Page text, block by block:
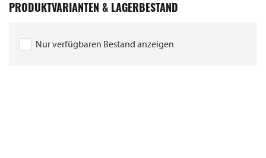
PRODUKTVARIANTEN & LAGERBESTAND
Nur verfügbaren Bestand anzeigen